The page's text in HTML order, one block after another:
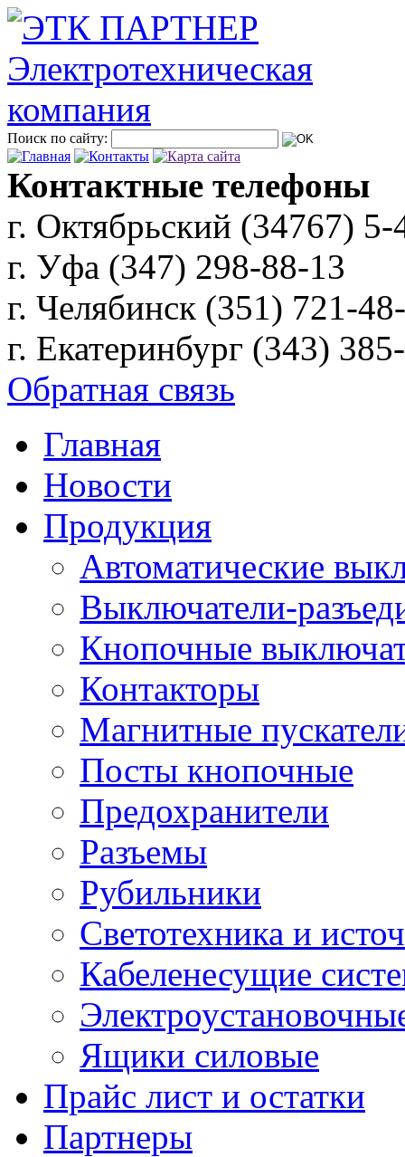
Поиск по сайту:
Контактные телефоны
г. Октябрьский (34767) 5-
г. Уфа (347) 298-88-13
г. Челябинск (351) 721-
г. Екатеринбург (343)
Обратная связь
Главная
Новости
Продукция
Автоматические
Выключатели-
Кнопочные
Контакторы
Магнитные
Посты кнопочные
Предохранители
Разъемы
Рубильники
Светотехника и
Кабеленесущие
Ящики силовые
Прайс лист и остатки
Партнеры